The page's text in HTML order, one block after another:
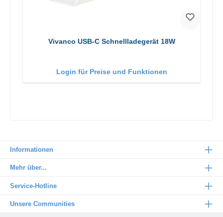
Vivanco USB-C Schnellladegerät 18W
Login für Preise und Funktionen
Informationen
Mehr über...
Service-Hotline
Unsere Communities